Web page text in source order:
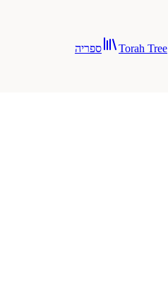
Torah Tree ספריה